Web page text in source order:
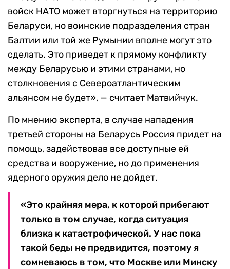
войск НАТО может вторгнуться на территорию
Беларуси, но воинские подразделения стран
Балтии или той же Румынии вполне могут это
сделать. Это приведет к прямому конфликту
между Беларусью и этими странами, но
столкновения с Североатлантическим
альянсом не будет», — считает Матвийчук.
По мнению эксперта, в случае нападения
третьей стороны на Беларусь Россия придет на
помощь, задействовав все доступные ей
средства и вооружение, но до применения
ядерного оружия дело не дойдет.
«Это крайняя мера, к которой прибегают
только в том случае, когда ситуация
близка к катастрофической. У нас пока
такой беды не предвидится, поэтому я
сомневаюсь в том, что Москве или Минску